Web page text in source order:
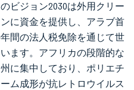
ビジョン2030は外用クリー
に資金を提供し、アラブ首
間の法人税免除を通じて世
ます。アフリカの段階的な
に集中しており、ポリエチ
ム成形が抗レトロウイルス